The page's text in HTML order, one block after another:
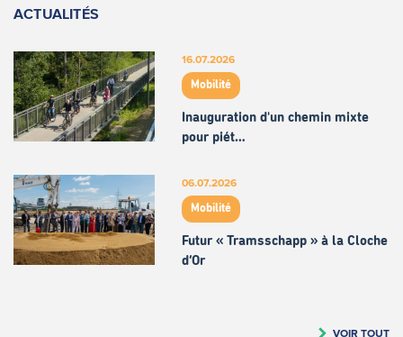
ACTUALITÉS
16.07.2026
Mobilité
Inauguration d'un chemin mixte
pour piét…
06.07.2026
Mobilité
Futur « Tramsschapp » à la Cloche
d’Or
VOIR TOUT